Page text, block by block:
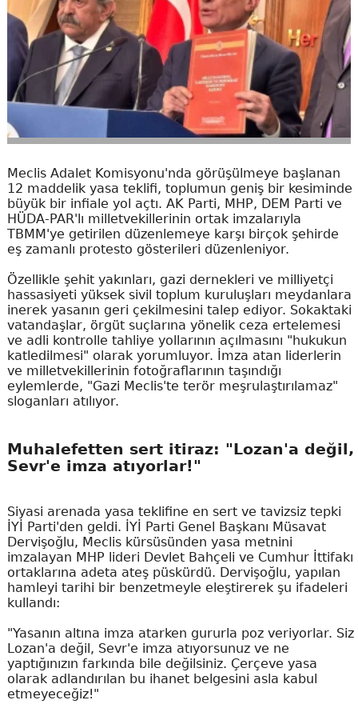
Meclis Adalet Komisyonu'nda görüşülmeye başlanan
12 maddelik yasa teklifi, toplumun geniş bir kesiminde
büyük bir infiale yol açtı. AK Parti, MHP, DEM Parti ve
HÜDA-PAR'lı milletvekillerinin ortak imzalarıyla
TBMM'ye getirilen düzenlemeye karşı birçok şehirde
eş zamanlı protesto gösterileri düzenleniyor.
Özellikle şehit yakınları, gazi dernekleri ve milliyetçi
hassasiyeti yüksek sivil toplum kuruluşları meydanlara
inerek yasanın geri çekilmesini talep ediyor. Sokaktaki
vatandaşlar, örgüt suçlarına yönelik ceza ertelemesi
ve adli kontrolle tahliye yollarının açılmasını "hukukun
katledilmesi" olarak yorumluyor. İmza atan liderlerin
ve milletvekillerinin fotoğraflarının taşındığı
eylemlerde, "Gazi Meclis'te terör meşrulaştırılamaz"
sloganları atılıyor.
Muhalefetten sert itiraz: "Lozan'a değil,
Sevr'e imza atıyorlar!"
Siyasi arenada yasa teklifine en sert ve tavizsiz tepki
İYİ Parti'den geldi. İYİ Parti Genel Başkanı Müsavat
Dervişoğlu, Meclis kürsüsünden yasa metnini
imzalayan MHP lideri Devlet Bahçeli ve Cumhur İttifakı
ortaklarına adeta ateş püskürdü. Dervişoğlu, yapılan
hamleyi tarihi bir benzetmeyle eleştirerek şu ifadeleri
kullandı:
"Yasanın altına imza atarken gururla poz veriyorlar. Siz
Lozan'a değil, Sevr'e imza atıyorsunuz ve ne
yaptığınızın farkında bile değilsiniz. Çerçeve yasa
olarak adlandırılan bu ihanet belgesini asla kabul
etmeyeceğiz!"